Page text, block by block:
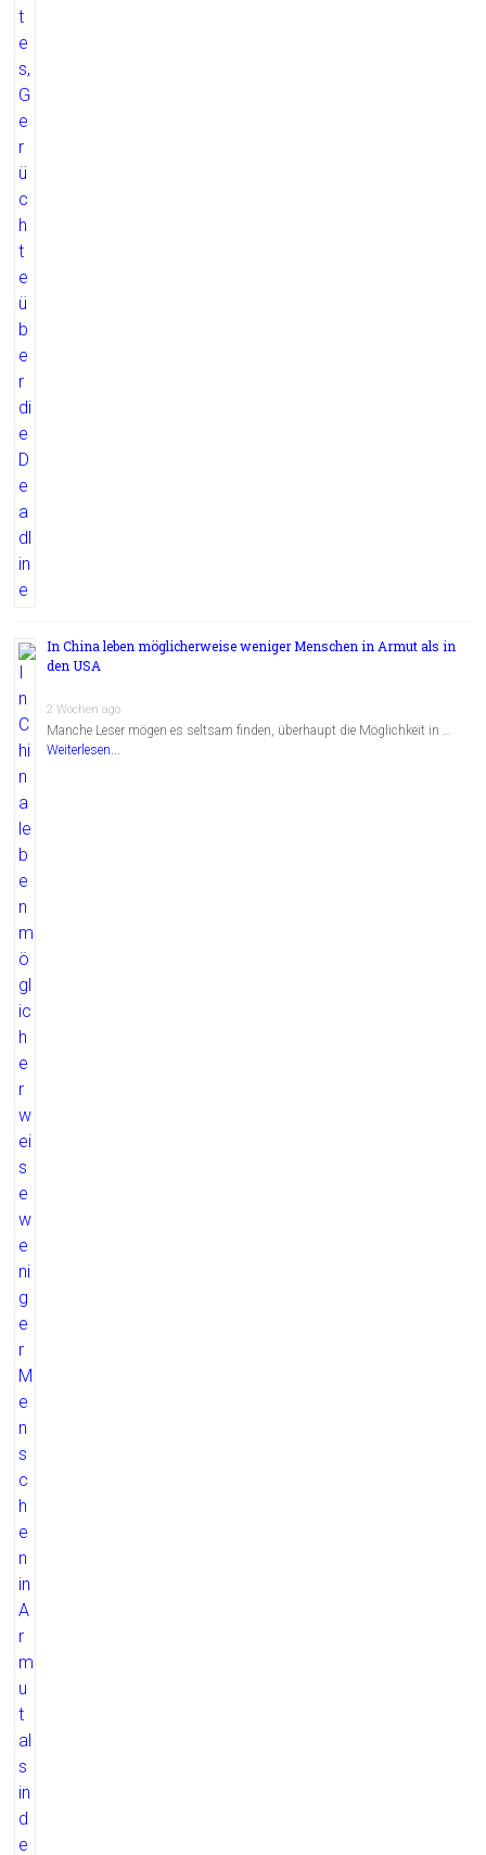
In China leben möglicherweise weniger Menschen in Armut als in
den USA
2 Wochen ago
Manche Leser mögen es seltsam finden, überhaupt die Möglichkeit in …
Weiterlesen...